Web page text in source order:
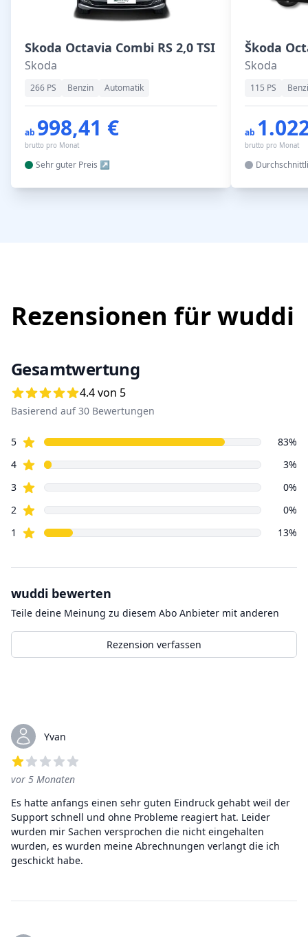
Skoda Octavia Combi RS 2,0 TSI
Skoda
266 PS Benzin Automatik
ab 998,41 €
brutto pro Monat
Sehr guter Preis
Skoda
115 PS
ab
brutto pro Monat
Rezensionen fürwuddi
Gesamtwertung
4.4 von 5
Basierend auf30 Bewertungen
5Sterne 83%
4Sterne 3%
3Sterne 0%
2 Sterne 0%
1
Sterne 13%
wuddi bewerten
Teile deine Meinung zu diesem Abo Anbieter mit anderen
Rezension verfassen
Kürzliche Bewertungen
Yvan
vor 5 Monaten
Es hatte anfangs einen sehr guten Eindruck gehabt weil der
Support schnell und ohne Probleme reagiert hat. Leider
wurden mir Sachen versprochen die nicht eingehalten
wurden, es wurden meine Abrechnungen verlangt die ich
geschickt habe.